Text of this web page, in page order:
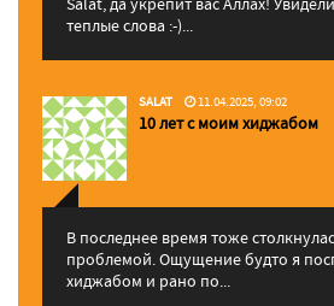
теплые слова :-)...
SALAT 11.04.2025, 09:02
10 лет с моим хиджабом
В последнее время тоже
проблемой. Ощущение будто я
хиджабом и рано по...